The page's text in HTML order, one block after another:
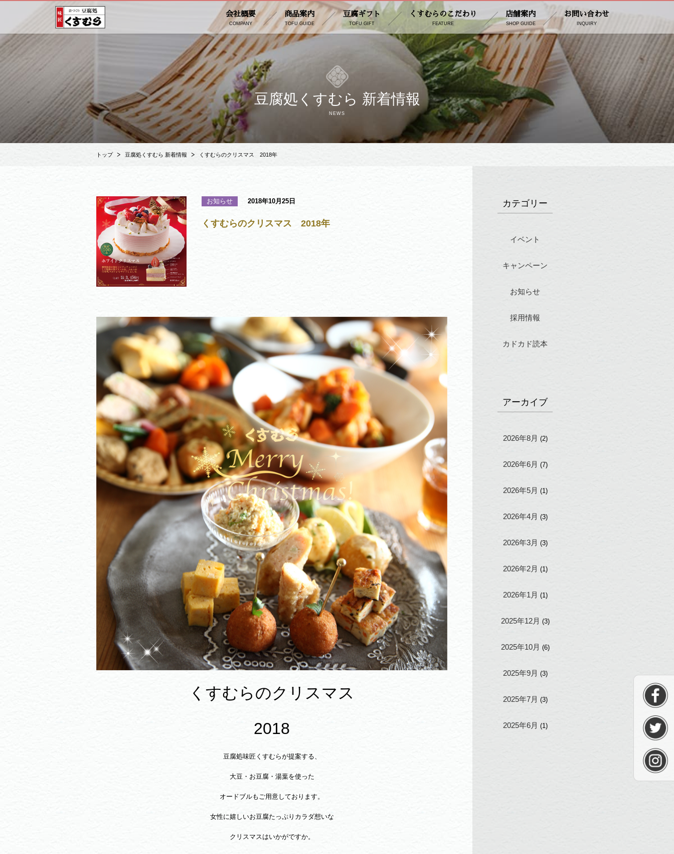
お問い合わせ
INQUIRY
店舗案内
SHOP GUIDE
くすむらのこだわり
FEATURE
豆腐ギフト
TOFU GIFT
商品案内
TOFU GUIDE
会社概要
COMPANY
豆腐処くすむら 新着情報
NEWS
トップ 豆腐処くすむら 新着情報 くすむらのクリスマス 2018年
お知らせ 2018年10月25日
くすむらのクリスマス 2018年
くすむらのクリスマス
2018
豆腐処味匠くすむらが提案する、
大豆・お豆腐・湯葉を使った
オードブルもご用意しております。
女性に嬉しいお豆腐たっぷりカラダ想いな
クリスマスはいかがですか。
カテゴリー
イベント
キャンペーン
お知らせ
採用情報
カドカド読本
アーカイブ
2026年8月 (2)
2026年6月 (7)
2026年5月 (1)
2026年4月 (3)
2026年3月 (3)
2026年2月 (1)
2026年1月 (1)
2025年12月 (3)
2025年10月 (6)
2025年9月 (3)
2025年7月 (3)
2025年6月 (1)